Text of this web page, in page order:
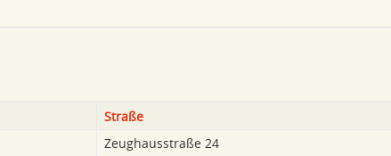
Straße
Zeughausstraße 24